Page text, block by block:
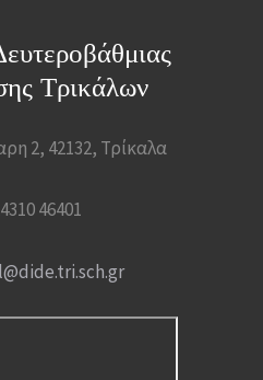
Τρικάλων
2, 42132, Τρίκαλα
46401